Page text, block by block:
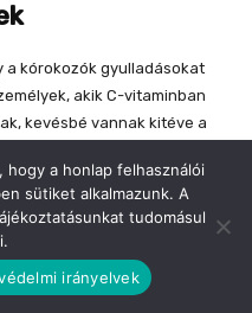
hogy a honlap felhasználói
sütiket alkalmazunk. A
tudomásul
irányelvek